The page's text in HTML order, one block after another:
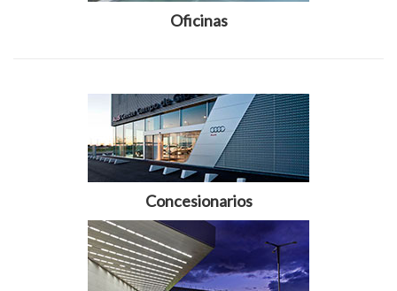
Oficinas
Concesionarios